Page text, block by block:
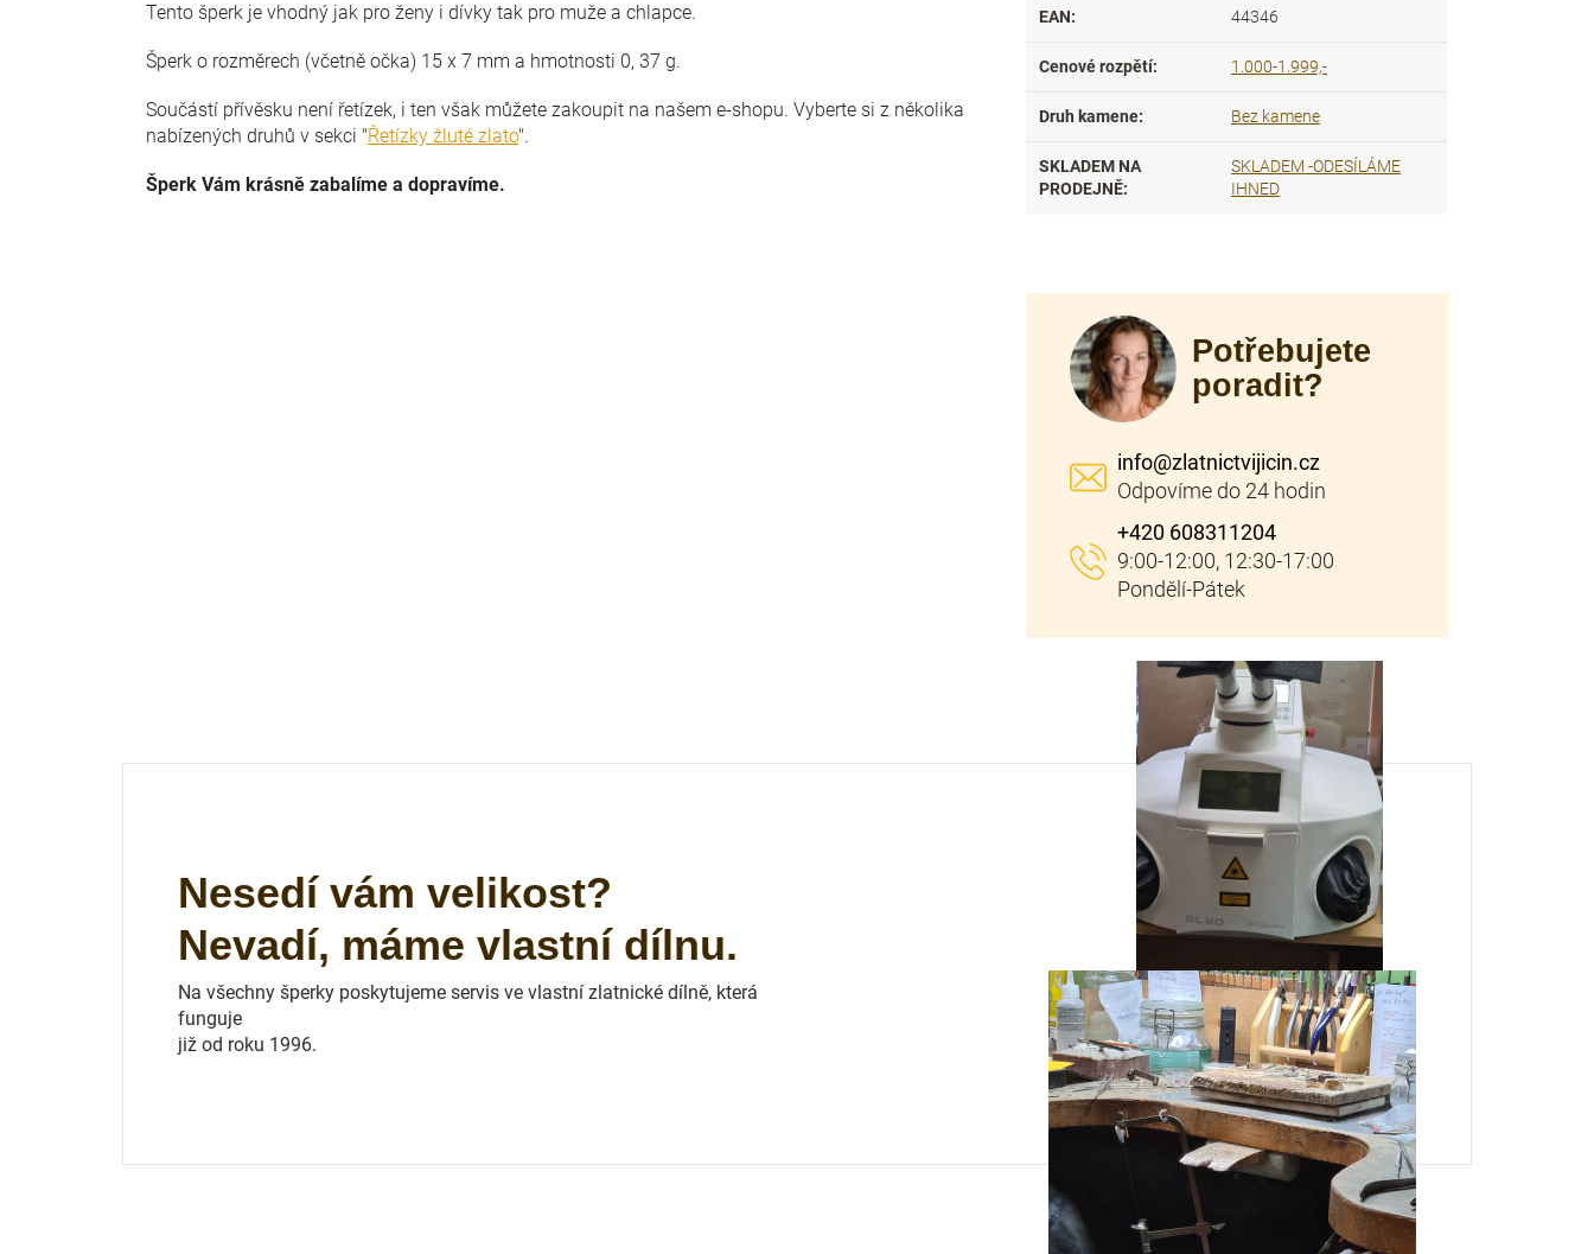
Tento šperk je vhodný jak pro ženy i dívky tak pro muže a chlapce.
Šperk o rozměrech (včetně očka) 15 x 7 mm a hmotnosti 0, 37 g.
Součástí přívěsku není řetízek, i ten však můžete zakoupit na našem e-shopu. Vyberte si z několika
nabízených druhů v sekci "Řetízky žluté zlato".
Šperk Vám krásně zabalíme a dopravíme.
EAN: 44346
Cenové rozpětí: 1.000-1.999,-
Druh kamene: Bez kamene
SKLADEM NA
PRODEJNĚ:
SKLADEM -ODESÍLÁME
IHNED
Potřebujete
poradit?
info@zlatnictvijicin.cz
+420 608311204
Nesedí vám velikost?
Nevadí, máme vlastní dílnu.
Na všechny šperky poskytujeme servis ve vlastní zlatnické dílně, která
funguje
již od roku 1996.